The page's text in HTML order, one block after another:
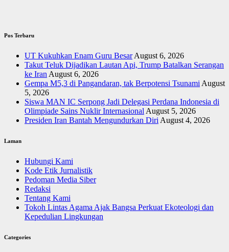
Pos Terbaru
UT Kukuhkan Enam Guru Besar August 6, 2026
Takut Teluk Dijadikan Lautan Api, Trump Batalkan Serangan
ke Iran August 6, 2026
Gempa M5,3 di Pangandaran, tak Berpotensi Tsunami August
5, 2026
Siswa MAN IC Serpong Jadi Delegasi Perdana Indonesia di
Olimpiade Sains Nuklir Internasional August 5, 2026
Presiden Iran Bantah Mengundurkan Diri August 4, 2026
Laman
Hubungi Kami
Kode Etik Jurnalistik
Pedoman Media Siber
Redaksi
Tentang Kami
Tokoh Lintas Agama Ajak Bangsa Perkuat Ekoteologi dan
Kepedulian Lingkungan
Categories